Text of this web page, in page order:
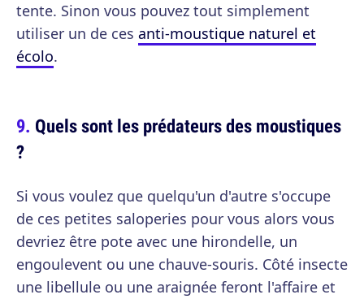
tente. Sinon vous pouvez tout simplement
utiliser un de ces anti-moustique naturel et
écolo.
Quels sont les prédateurs des moustiques
?
Si vous voulez que quelqu'un d'autre s'occupe
de ces petites saloperies pour vous alors vous
devriez être pote avec une hirondelle, un
engoulevent ou une chauve-souris. Côté insecte
une libellule ou une araignée feront l'affaire et